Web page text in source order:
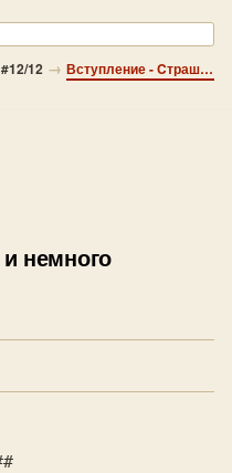
#12/12 → Вступление - Cтрашно и немного одиноко...
немного